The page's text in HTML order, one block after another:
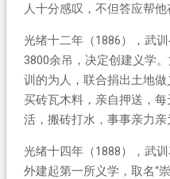
人十分感叹，不但答应帮他
光绪十二年（1886），武
3800余吊，决定创建义学
训的为人，联合捐出土地
买砖瓦木料，亲自押送，
活，搬砖打水，事事亲力亲
光绪十四年（1888），武
外建起第一所义学，取名“